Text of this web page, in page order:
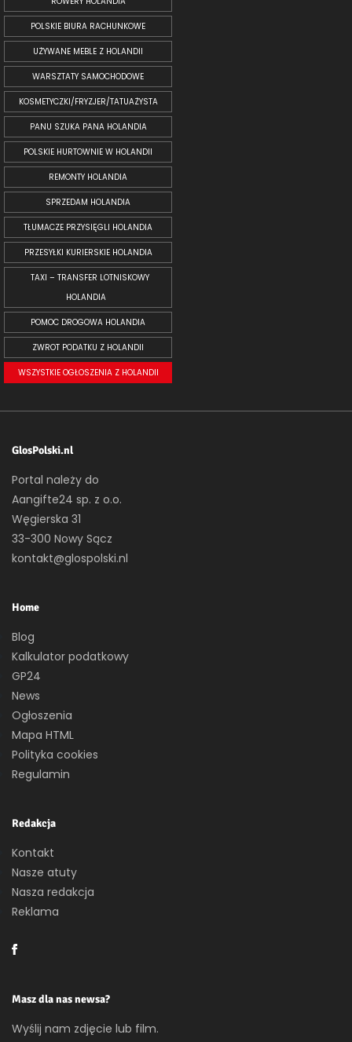
POLSKIE BIURA RACHUNKOWE
UŻYWANE MEBLE Z HOLANDII
WARSZTATY SAMOCHODOWE
KOSMETYCZKI/FRYZJER/TATUAŻYSTA
PANU SZUKA PANA HOLANDIA
POLSKIE HURTOWNIE W HOLANDII
REMONTY HOLANDIA
SPRZEDAM HOLANDIA
TŁUMACZE PRZYSIĘGLI HOLANDIA
PRZESYŁKI KURIERSKIE HOLANDIA
TAXI – TRANSFER LOTNISKOWY
HOLANDIA
POMOC DROGOWA HOLANDIA
ZWROT PODATKU Z HOLANDII
WSZYSTKIE OGŁOSZENIA Z HOLANDII
GlosPolski.nl
Portal należy do
Aangifte24 sp. z o.o.
Węgierska 31
33-300 Nowy Sącz
kontakt@glospolski.nl
Home
Blog
Kalkulator podatkowy
GP24
News
Ogłoszenia
Mapa HTML
Polityka cookies
Regulamin
Redakcja
Kontakt
Nasze atuty
Nasza redakcja
Reklama
Masz dla nas newsa?
Wyślij nam zdjęcie lub film.